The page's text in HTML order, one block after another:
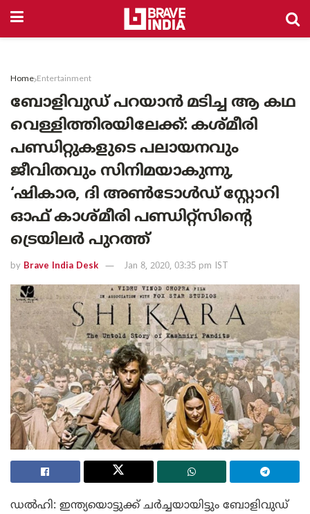
Home Entertainment
ബോളിവുഡ് പറയാന്‍ മടിച്ച ആ കഥ
വെള്ളിത്തിരയിലേക്ക്: കശ്മീരി
പണ്ഡിറ്റുകളുടെ പലായനവും
ജീവിതവും സിനിമയാകുന്നു,
‘ഷികാര, ദി അണ്‍ടോള്‍ഡ് സ്റ്റോറി
ഓഫ് കാശ്മീരി പണ്ഡിറ്റ്‌സിന്റെ
ട്രെയിലര്‍ പുറത്ത്
by Brave India Desk Jan 8, 2020, 03:35 pm IST
ഡല്‍ഹി: ഇന്ത്യയൊട്ടുക്ക് ചര്‍ച്ചയായിട്ടും ബോളിവുഡ്